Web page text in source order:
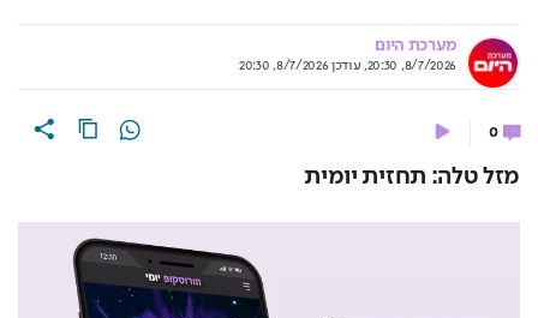
מערכת היום
8/7/2026, 20:30
, עודכן 8/7/2026, 20:30
0
מזל טלה: תחזית יומית